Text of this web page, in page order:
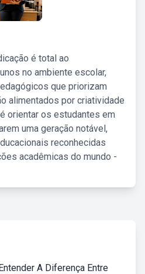
é total ao
no ambiente escolar,
que priorizam
alimentados por criatividade
orientar os estudantes em
uma geração notável,
reconhecidas
acadêmicas do mundo -
A Diferença Entre